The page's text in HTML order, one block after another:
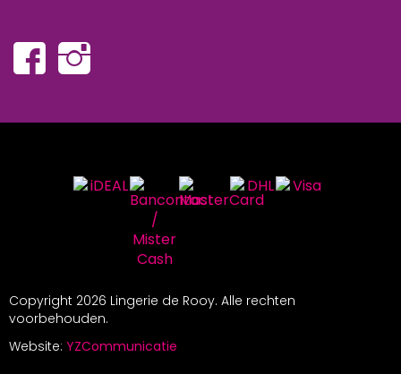
Copyright 2026 Lingerie de Rooy. Alle rechten
voorbehouden.
Website: YZCommunicatie